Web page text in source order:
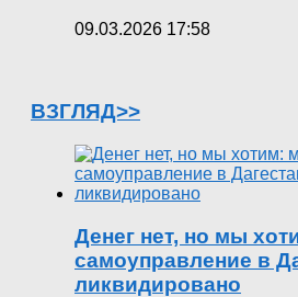
09.03.2026 17:58
ВЗГЛЯД>>
Денег нет, но мы
самоуправление в
ликвидировано